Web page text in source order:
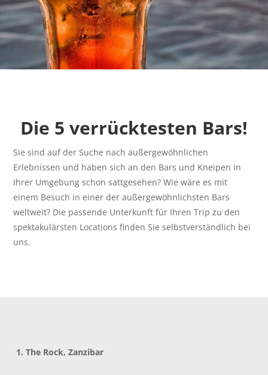
Die 5 verrücktesten Bars!
Sie sind auf der Suche nach außergewöhnlichen
Erlebnissen und haben sich an den Bars und Kneipen in
Ihrer Umgebung schon sattgesehen? Wie wäre es mit
einem Besuch in einer der außergewöhnlichsten Bars
weltweit? Die passende Unterkunft für Ihren Trip zu den
spektakulärsten Locations finden Sie selbstverständlich bei
uns.
1.The Rock, Zanzibar